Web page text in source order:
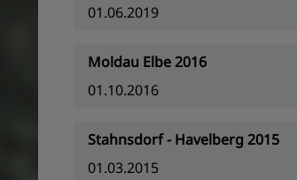
01.06.2019
Moldau Elbe 2016
01.10.2016
Stahnsdorf - Havelberg 2015
01.03.2015